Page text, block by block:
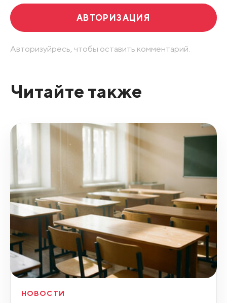
АВТОРИЗАЦИЯ
Авторизуйресь, чтобы оставить комментарий.
Читайте также
НОВОСТИ